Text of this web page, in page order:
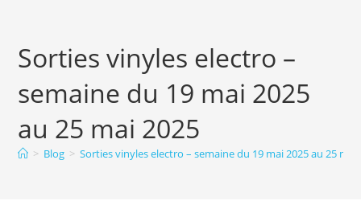
Sorties vinyles electro –
semaine du 19 mai 2025
au 25 mai 2025
> Blog > Sorties vinyles electro – semaine du 19 mai 2025 au 25 mai